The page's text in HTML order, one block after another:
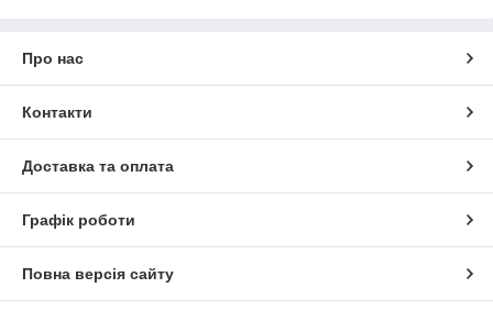
Про нас
Контакти
Доставка та оплата
Графік роботи
Повна версія сайту